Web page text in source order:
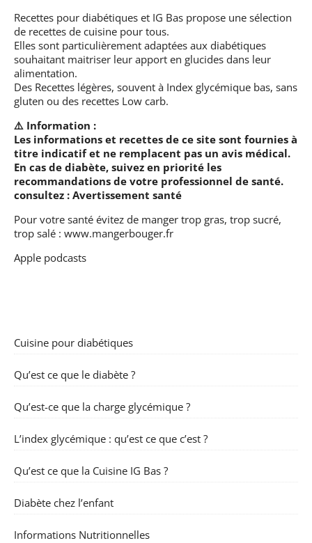
Recettes pour diabétiques et IG Bas propose une sélection
de recettes de cuisine pour tous.
Elles sont particulièrement adaptées aux diabétiques
souhaitant maitriser leur apport en glucides dans leur
alimentation.
Des Recettes légères, souvent à Index glycémique bas, sans
gluten ou des recettes Low carb.
⚠️ Information :
Les informations et recettes de ce site sont fournies à
titre indicatif et ne remplacent pas un avis médical.
En cas de diabète, suivez en priorité les
recommandations de votre professionnel de santé.
consultez : Avertissement santé
Pour votre santé évitez de manger trop gras, trop sucré,
trop salé : www.mangerbouger.fr
Apple podcasts
Cuisine pour diabétiques
Qu’est ce que le diabète ?
Qu’est-ce que la charge glycémique ?
L’index glycémique : qu’est ce que c’est ?
Qu’est ce que la Cuisine IG Bas ?
Diabète chez l’enfant
Informations Nutritionnelles